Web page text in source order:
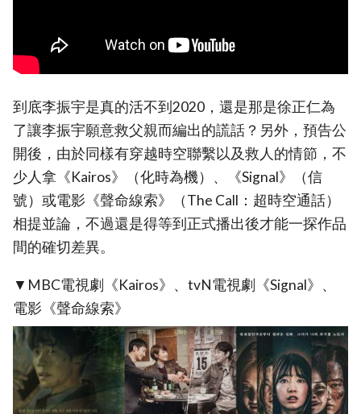
到底李振宇是真的活不到2020，還是那是徐正仁為
了讓李振宇願意救父親而編出的謊話？另外，預告公
開後，由於同樣有穿越時空聯繫以及救人的情節，不
少人拿《Kairos》（化時為機）、《Signal》（信
號）或電影《聲命線索》（The Call：超時空通話）
相提並論，不過還是得等到正式播出後才能一探作品
間的確切差異。
▼MBC電視劇《Kairos》、tvN電視劇《Signal》、
電影《聲命線索》